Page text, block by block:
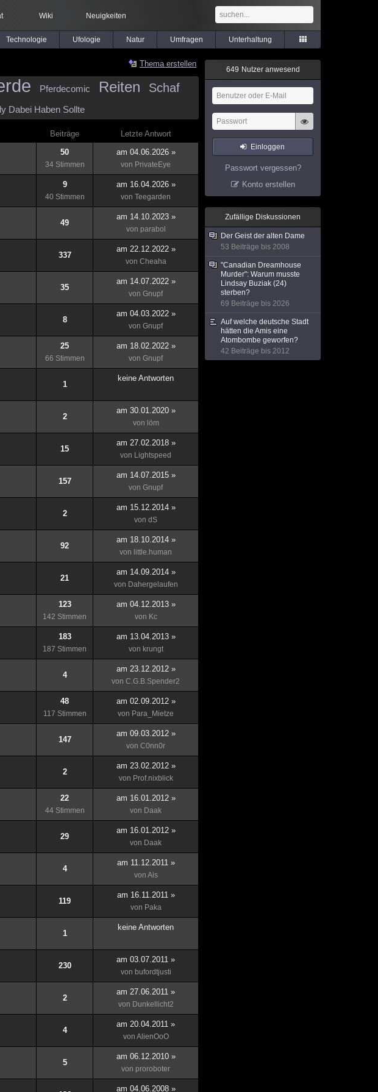
Wiki Neuigkeiten
Technologie Ufologie Natur Umfragen Unterhaltung
Thema erstellen
Pferdecomic Reiten Schaf
Dabei Haben Sollte
Beiträge
Letzte Antwort
50
34 Stimmen
am 04.06.2026 »
von PrivateEye
9
40 Stimmen
am 16.04.2026 »
von Teegarden
49
am 14.10.2023 »
von parabol
337
am 22.12.2022 »
von Cheaha
35
am 14.07.2022 »
von Gnupf
8
am 04.03.2022 »
von Gnupf
25
66 Stimmen
am 18.02.2022 »
von Gnupf
1
keine Antworten
2
am 30.01.2020 »
von löm
15
am 27.02.2018 »
von Lightspeed
157
am 14.07.2015 »
von Gnupf
2
am 15.12.2014 »
von dS
92
am 18.10.2014 »
von little.human
21
am 14.09.2014 »
von Dahergelaufen
123
142 Stimmen
am 04.12.2013 »
von Kc
183
187 Stimmen
am 13.04.2013 »
von krungt
4
am 23.12.2012 »
von C.G.B.Spender2
48
117 Stimmen
am 02.09.2012 »
von Para_Mietze
147
am 09.03.2012 »
von C0nn0r
2
am 23.02.2012 »
von Prof.nixblick
22
44 Stimmen
am 16.01.2012 »
von Daak
29
am 16.01.2012 »
von Daak
4
am 11.12.2011 »
von Ais
119
am 16.11.2011 »
von Paka
1
keine Antworten
230
am 03.07.2011 »
von bufordtjusti
2
am 27.06.2011 »
von Dunkellicht2
4
am 20.04.2011 »
von AlienOoO
5
am 06.12.2010 »
von proroboter
am 04.06.2008 »
649 Nutzer anwesend
Einloggen
Passwort vergessen?
Konto erstellen
Zufällige Diskussionen
Der Geist der alten Dame
53 Beiträge bis 2008
"Canadian Dreamhouse
Murder": Warum musste
Lindsay Buziak (24)
sterben?
69 Beiträge bis 2026
Auf welche deutsche Stadt
hätten die Amis eine
Atombombe geworfen?
42 Beiträge bis 2012